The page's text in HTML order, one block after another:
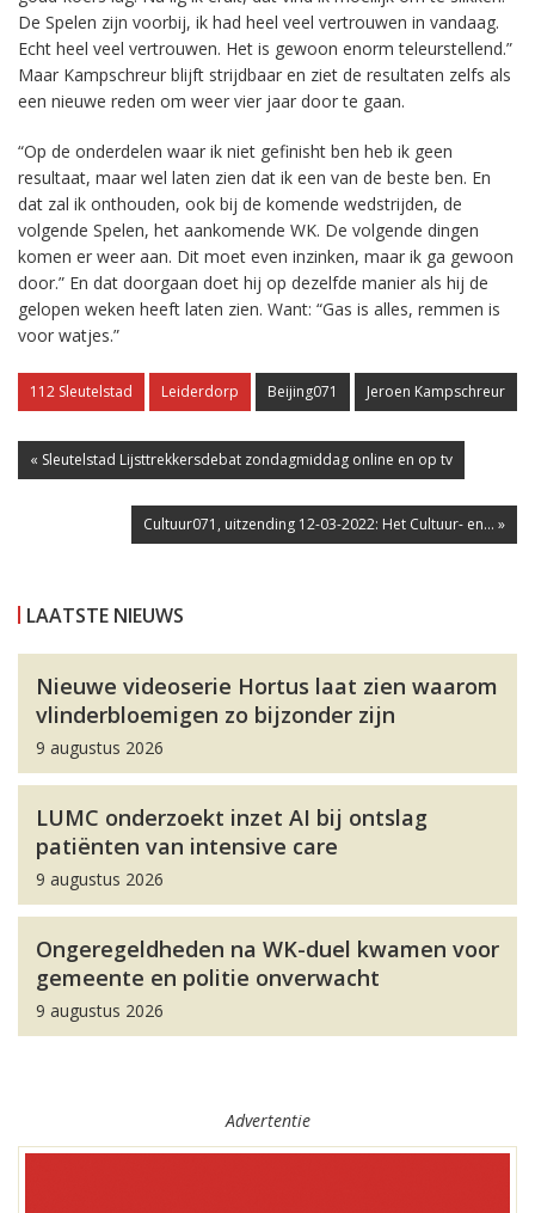
De Spelen zijn voorbij, ik had heel veel vertrouwen in vandaag.
Echt heel veel vertrouwen. Het is gewoon enorm teleurstellend.”
Maar Kampschreur blijft strijdbaar en ziet de resultaten zelfs als
een nieuwe reden om weer vier jaar door te gaan.
“Op de onderdelen waar ik niet gefinisht ben heb ik geen
resultaat, maar wel laten zien dat ik een van de beste ben. En
dat zal ik onthouden, ook bij de komende wedstrijden, de
volgende Spelen, het aankomende WK. De volgende dingen
komen er weer aan. Dit moet even inzinken, maar ik ga gewoon
door.” En dat doorgaan doet hij op dezelfde manier als hij de
gelopen weken heeft laten zien. Want: “Gas is alles, remmen is
voor watjes.”
112 Sleutelstad Leiderdorp Beijing071 Jeroen Kampschreur
« Sleutelstad Lijsttrekkersdebat zondagmiddag online en op tv
Cultuur071, uitzending 12-03-2022: Het Cultuur- en... »
LAATSTE NIEUWS
Nieuwe videoserie Hortus laat zien waarom
vlinderbloemigen zo bijzonder zijn
9 augustus 2026
LUMC onderzoekt inzet AI bij ontslag
patiënten van intensive care
9 augustus 2026
Ongeregeldheden na WK-duel kwamen voor
gemeente en politie onverwacht
9 augustus 2026
Advertentie